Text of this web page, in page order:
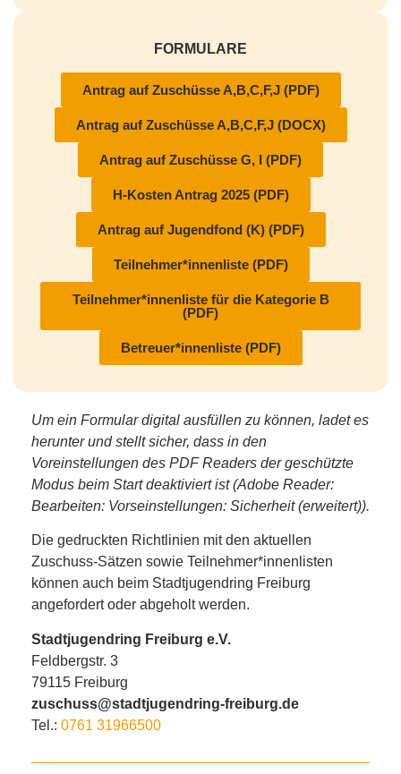
FORMULARE
Antrag auf Zuschüsse A,B,C,F,J (PDF)
Antrag auf Zuschüsse A,B,C,F,J (DOCX)
Antrag auf Zuschüsse G, I (PDF)
H-Kosten Antrag 2025 (PDF)
Antrag auf Jugendfond (K) (PDF)
Teilnehmer*innenliste (PDF)
Teilnehmer*innenliste für die Kategorie B
(PDF)
Betreuer*innenliste (PDF)
Um ein Formular digital ausfüllen zu können, ladet es
herunter und stellt sicher, dass in den
Voreinstellungen des PDF Readers der geschützte
Modus beim Start deaktiviert ist (Adobe Reader:
Bearbeiten: Vorseinstellungen: Sicherheit (erweitert)).
Die gedruckten Richtlinien mit den aktuellen
Zuschuss-Sätzen sowie Teilnehmer*innenlisten
können auch beim Stadtjugendring Freiburg
angefordert oder abgeholt werden.
Stadtjugendring Freiburg e.V.
Feldbergstr. 3
79115 Freiburg
zuschuss@stadtjugendring-freiburg.de
Tel.: 0761 31966500